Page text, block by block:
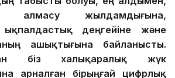
алмасу жылдамдығына,
деңгейіне және
ашықтығына байланысты.
біз халықаралық жүк
арналған бірыңғай цифрлық